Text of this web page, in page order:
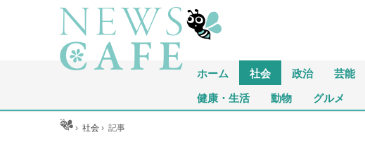
ホーム 社会 政治 芸能
健康・生活 動物 グルメ
ホーム ›社会 ›記事